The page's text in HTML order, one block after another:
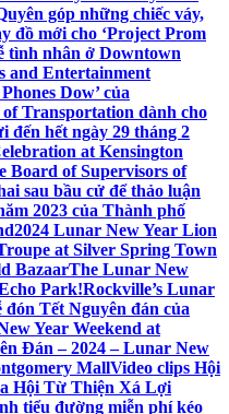
góp những chiếc váy,
đồ mới cho ‘Project Prom
tình nhân ở Downtown
and Entertainment
Dow’ của
Transportation dành cho
đến hết ngày 29 tháng 2
at Kensington
Board of Supervisors of
sau bầu cử để thảo luận
2023 của Thành phố
2024 Lunar New Year Lion
at Silver Spring Town
BazaarThe Lunar New
Park!Rockville’s Lunar
đón Tết Nguyên đán của
Year Weekend at
Đán – 2024 – Lunar New
MallVideo clips Hội
Hội Từ Thiện Xá Lợi
tiểu đường miễn phí kéo